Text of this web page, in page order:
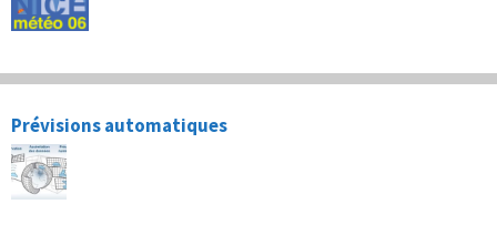
Prévisions automatiques